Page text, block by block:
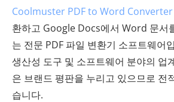
Coolmuster PDF to Word Converter
환하고 Google Docs에서 Word 문서
는 전문 PDF 파일 변환기 소프트웨어
생산성 도구 및 소프트웨어 분야의 업
은 브랜드 평판을 누리고 있으므로 전
습니다.